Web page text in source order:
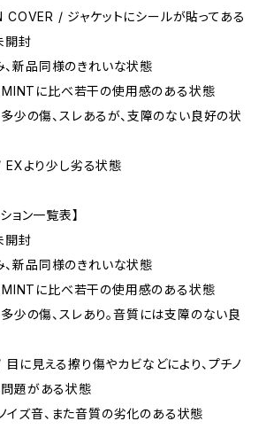
COVER / ジャケットにシールが貼ってある
開封
新品同様のきれいな状態
に比べ若干の使用感のある状態
少の傷、スレあるが、支障のない良好の状
より少し劣る状態
ョン一覧表】
開封
新品同様のきれいな状態
に比べ若干の使用感のある状態
少の傷、スレあり。音質には支障のない良
に見える擦り傷やカビなどにより、プチノ
題がある状態
イズ音、また音質の劣化のある状態